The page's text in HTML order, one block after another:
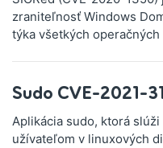
zraniteľnosť Windows
týka všetkých
Sudo CVE-2021-
Aplikácia sudo, ktorá
užívateľom v linuxových